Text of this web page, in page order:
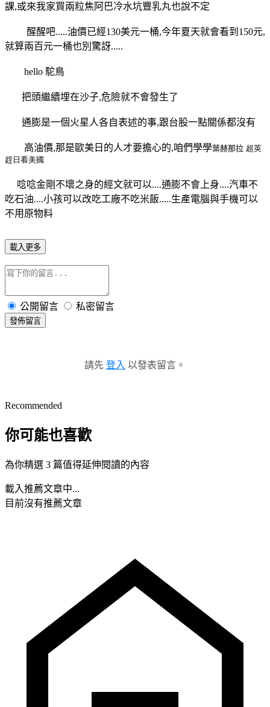
課,或來我家買兩粒焦阿巴冷水坑豐乳丸也說不定
醒醒吧.....油價已經130美元一桶,今年夏天就會看到150元,
就算兩百元一桶也別驚訝.....
hello 駝鳥
把頭繼續埋在沙子,危險就不會發生了
通膨是一個火星人各自表述的事,跟台股一點關係都沒有
高油價,那是歐美日的人才要擔心的,咱們學學葉赫那拉 超英
趕日看美國
唸唸金剛不壞之身的經文就可以....通膨不會上身....汽車不
吃石油....小孩可以改吃工廠不吃米飯.....生產電腦與手機可以
不用原物料
載入更多
公開留言 私密留言
發佈留言
請先 登入 以發表留言。
Recommended
你可能也喜歡
為你精選 3 篇值得延伸閱讀的內容
載入推薦文章中...
目前沒有推薦文章